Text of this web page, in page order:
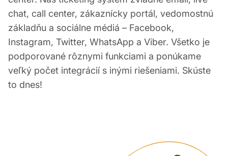
chat, call center, zákaznícky portál, vedomostnú
základňu a sociálne médiá – Facebook,
Instagram, Twitter, WhatsApp a Viber. Všetko je
podporované rôznymi funkciami a ponúkame
veľký počet integrácií s inými riešeniami. Skúste
to dnes!